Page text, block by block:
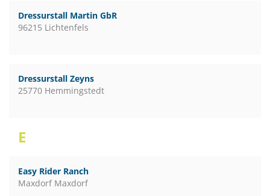
Dressurstall Martin GbR
96215 Lichtenfels
Dressurstall Zeyns
25770 Hemmingstedt
E
Easy Rider Ranch
Maxdorf Maxdorf